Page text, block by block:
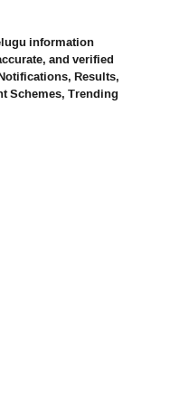
information
and verified
Results,
Schemes, Trending